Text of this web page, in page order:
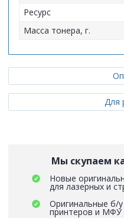
Ресурс
Масса тонера, г.
Для
Мы скупаем
Новые
для лазерных и
Оригинальные б/
принтеров и МФУ